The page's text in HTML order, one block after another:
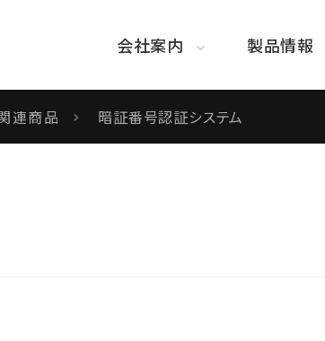
会社案内 製品情報
連商品 暗証番号認証システム